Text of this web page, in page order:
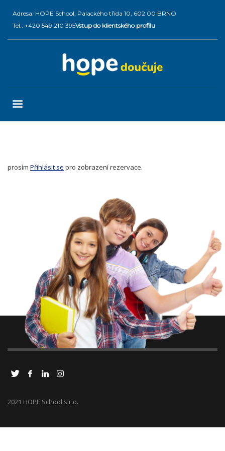
Adresa: HOPE School, Palackého třída 10, 602 00 BRNO
Tel.: +420 549 210 395Vstup do klientského profilu
prosím Přihlásit se pro zobrazení rezervace.
2021 HOPE School s.r.o.